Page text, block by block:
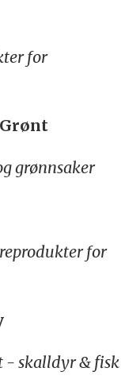
for
grønnsaker
for
- skalldyr & fisk